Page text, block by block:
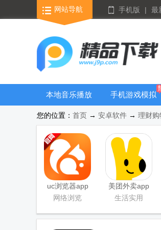
网站导航 手机版 | 最
本地音乐播放
手机游戏模拟
器安卓版合集
您的位置： 首页 → 安卓软件 → 理财购
uc浏览器app
官方正版
网络浏览
美团外卖app
官方版
生活实用